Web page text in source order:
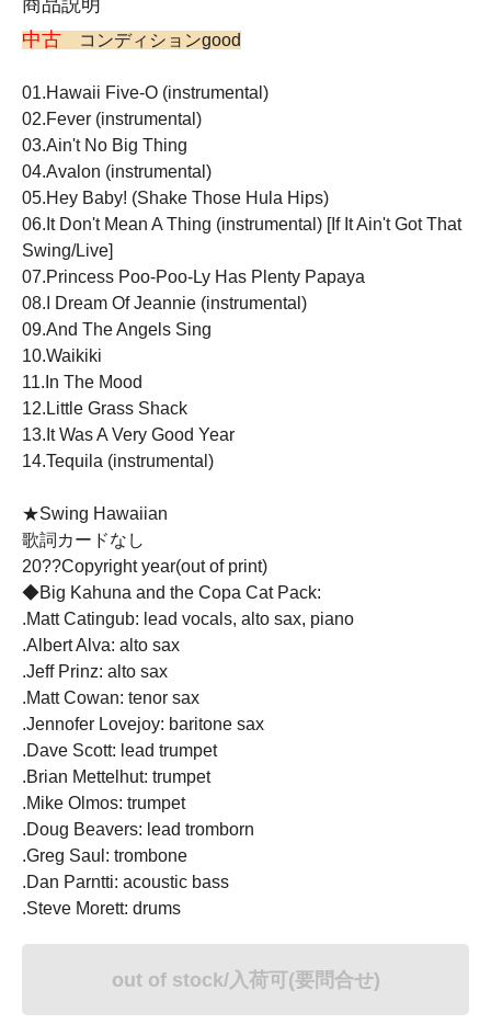
中古 コンディションgood
01.Hawaii Five-O (instrumental)
02.Fever (instrumental)
03.Ain't No Big Thing
04.Avalon (instrumental)
05.Hey Baby! (Shake Those Hula Hips)
06.It Don't Mean A Thing (instrumental) [If It Ain't Got That
Swing/Live]
07.Princess Poo-Poo-Ly Has Plenty Papaya
08.I Dream Of Jeannie (instrumental)
09.And The Angels Sing
10.Waikiki
11.In The Mood
12.Little Grass Shack
13.It Was A Very Good Year
14.Tequila (instrumental)
★Swing Hawaiian
歌詞カードなし
20??Copyright year(out of print)
◆Big Kahuna and the Copa Cat Pack:
.Matt Catingub: lead vocals, alto sax, piano
.Albert Alva: alto sax
.Jeff Prinz: alto sax
.Matt Cowan: tenor sax
.Jennofer Lovejoy: baritone sax
.Dave Scott: lead trumpet
.Brian Mettelhut: trumpet
.Mike Olmos: trumpet
.Doug Beavers: lead tromborn
.Greg Saul: trombone
.Dan Parntti: acoustic bass
.Steve Morett: drums
out of stock/入荷可(要問合せ)